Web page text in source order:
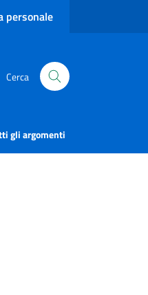
personale
Cerca
gli argomenti